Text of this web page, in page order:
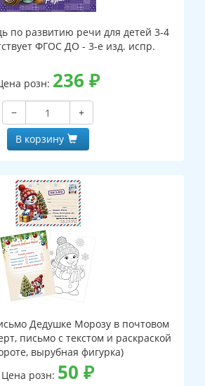
по развитию речи для детей 3-4
ФГОС ДО - 3-е изд. испр.
розн: 236 ₽
−
+
В корзину
Дедушке Морозу в почтовом
письмо с текстом и раскраской
вырубная фигурка)
Цена розн: 50 ₽